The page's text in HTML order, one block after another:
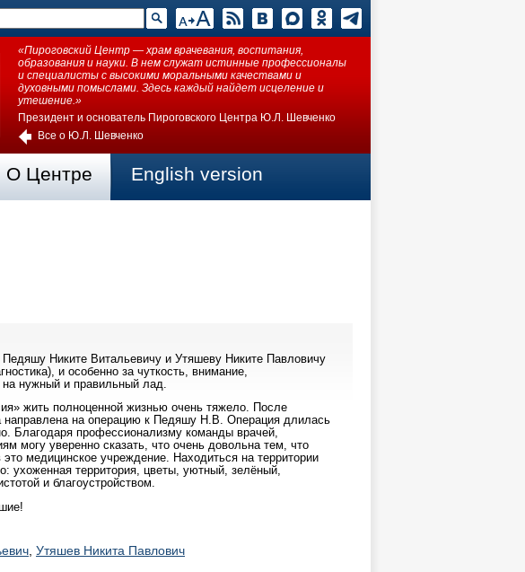
«Пироговский Центр — храм врачевания, воспитания,
образования и науки. В нем служат истинные профессионалы
и специалисты с высокими моральными качествами и
духовными помыслами. Здесь каждый найдет исцеление и
утешение.»
Президент и основатель Пироговского Центра Ю.Л. Шевченко
Все о Ю.Л. Шевченко
О Центре English version
Никите Витальевичу и Утяшеву Никите Павловичу
и особенно за чуткость, внимание,
нужный и правильный лад.
жить полноценной жизнью очень тяжело. После
на операцию к Педяшу Н.В. Операция длилась
Благодаря профессионализму команды врачей,
могу уверенно сказать, что очень довольна тем, что
медицинское учреждение. Находиться на территории
ухоженная территория, цветы, уютный, зелёный,
и благоустройством.
Утяшев Никита Павлович